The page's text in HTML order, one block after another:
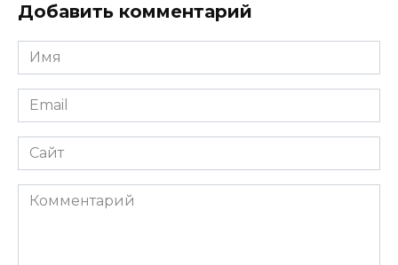
Добавить комментарий
Имя
*
Email
*
Сайт
Комментарий